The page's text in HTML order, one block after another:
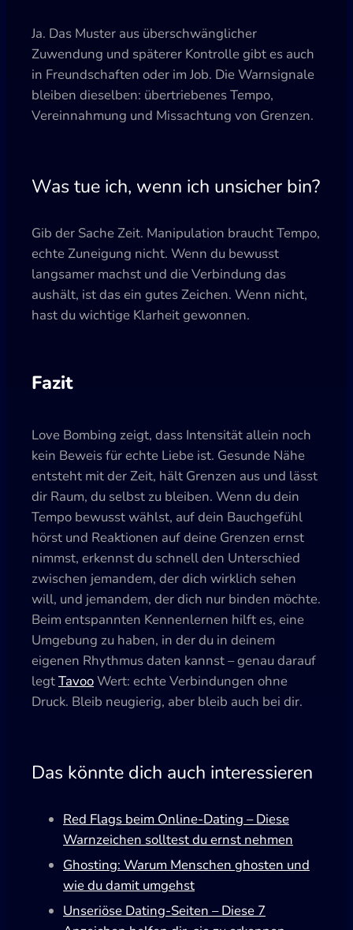
Ja. Das Muster aus überschwänglicher
Zuwendung und späterer Kontrolle gibt es auch
in Freundschaften oder im Job. Die Warnsignale
bleiben dieselben: übertriebenes Tempo,
Vereinnahmung und Missachtung von Grenzen.
Was tue ich, wenn ich unsicher bin?
Gib der Sache Zeit. Manipulation braucht Tempo,
echte Zuneigung nicht. Wenn du bewusst
langsamer machst und die Verbindung das
aushält, ist das ein gutes Zeichen. Wenn nicht,
hast du wichtige Klarheit gewonnen.
Fazit
Love Bombing zeigt, dass Intensität allein noch
kein Beweis für echte Liebe ist. Gesunde Nähe
entsteht mit der Zeit, hält Grenzen aus und lässt
dir Raum, du selbst zu bleiben. Wenn du dein
Tempo bewusst wählst, auf dein Bauchgefühl
hörst und Reaktionen auf deine Grenzen ernst
nimmst, erkennst du schnell den Unterschied
zwischen jemandem, der dich wirklich sehen
will, und jemandem, der dich nur binden möchte.
Beim entspannten Kennenlernen hilft es, eine
Umgebung zu haben, in der du in deinem
eigenen Rhythmus daten kannst – genau darauf
legtTavooWert: echte Verbindungen ohne
Druck. Bleib neugierig, aber bleib auch bei dir.
Das könnte dich auch interessieren
Red Flags beim Online-Dating – Diese
Warnzeichen solltest du ernst nehmen
Ghosting: Warum Menschen ghosten und
wie du damit umgehst
Unseriöse Dating-Seiten – Diese 7